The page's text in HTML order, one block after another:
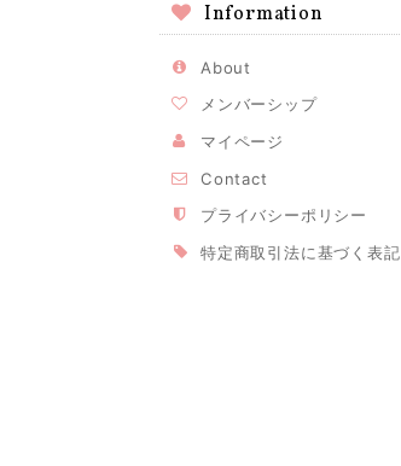
Information
About
メンバーシップ
マイページ
Contact
プライバシーポリシー
特定商取引法に基づく表記